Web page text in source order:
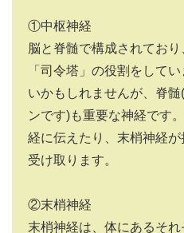
①中枢神経
脳と脊髄で構成されてお
「司令塔」の役割をして
いかもしれませんが、脊髄(
ンです)も重要な神経です
経に伝えたり、末梢神経
受け取ります。
②末梢神経
末梢神経は、体にあるそ